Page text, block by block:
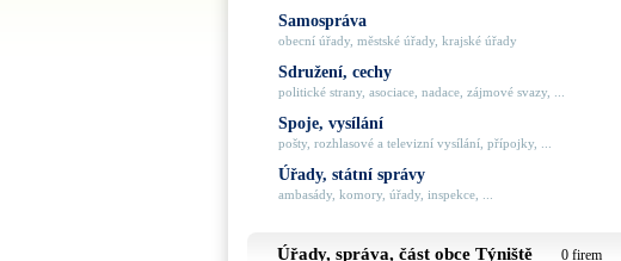
Samospráva
obecní úřady, městské úřady, krajské úřady
Sdružení, cechy
politické strany, asociace, nadace, zájmové svazy, ...
Spoje, vysílání
pošty, rozhlasové a televizní vysílání, přípojky, ...
Úřady, státní správy
ambasády, komory, úřady, inspekce, ...
Úřady, správa, část obce Týniště 0 firem